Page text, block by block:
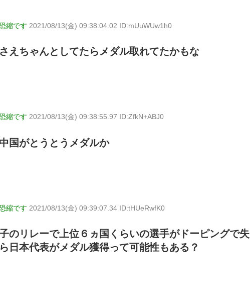
縮です 2021/08/13(金) 09:38:04.02 ID:mUuWUw1h0
えちゃんとしてたらメダル取れてたかもな
縮です 2021/08/13(金) 09:38:55.97 ID:ZfkN+ABJ0
国がとうとうメダルか
縮です 2021/08/13(金) 09:39:07.34 ID:tHUeRwfK0
のリレーで上位６ヵ国くらいの選手がドーピングで失
日本代表がメダル獲得って可能性もある？